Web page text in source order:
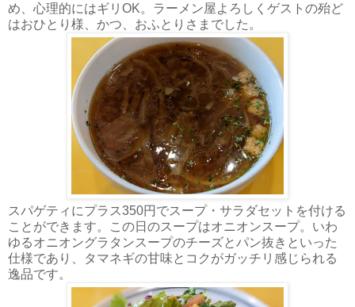
め、心理的にはギリOK。ラーメン屋よろしくゲストの殆ど
はおひとり様、かつ、おふとりさまでした。
スパゲティにプラス350円でスープ・サラダセットを付ける
ことができます。この日のスープはオニオンスープ。いわ
ゆるオニオングラタンスープのチーズとパン抜きといった
仕様であり、タマネギの甘味とコクがガッチリ感じられる
逸品です。